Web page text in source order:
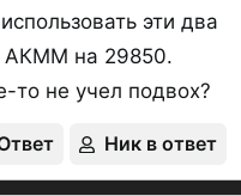
эти два
АКММ на 29850.
то не учел подвох?
Ник в ответ